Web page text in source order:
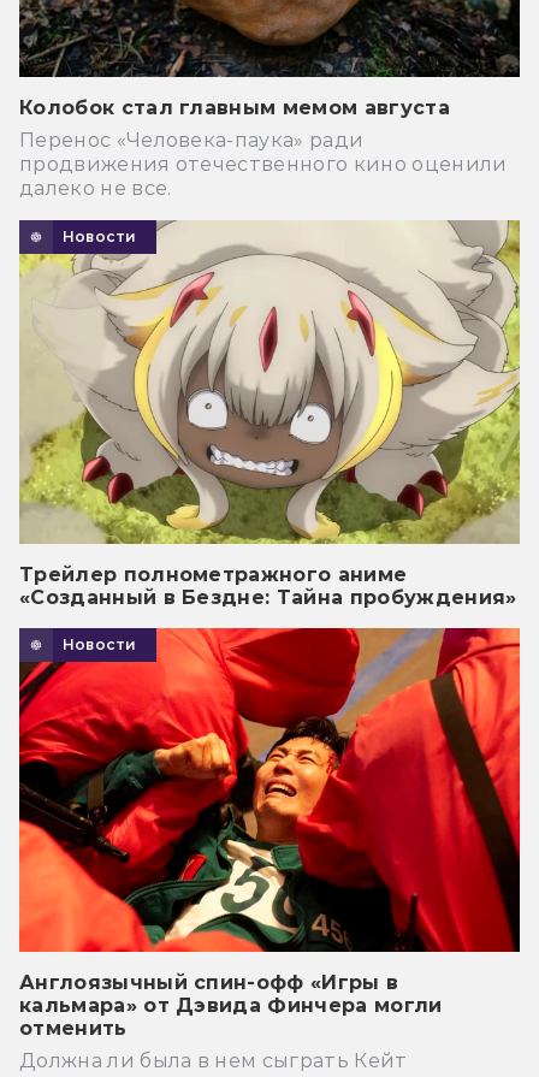
Колобок стал главным мемом августа
Перенос «Человека-паука» ради
продвижения отечественного кино оценили
далеко не все.
Новости
Трейлер полнометражного аниме
«Созданный в Бездне: Тайна пробуждения»
Новости
Англоязычный спин-офф «Игры в
кальмара» от Дэвида Финчера могли
отменить
Должна ли была в нем сыграть Кейт